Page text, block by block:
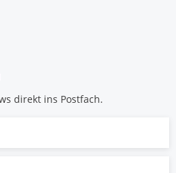
direkt ins Postfach.